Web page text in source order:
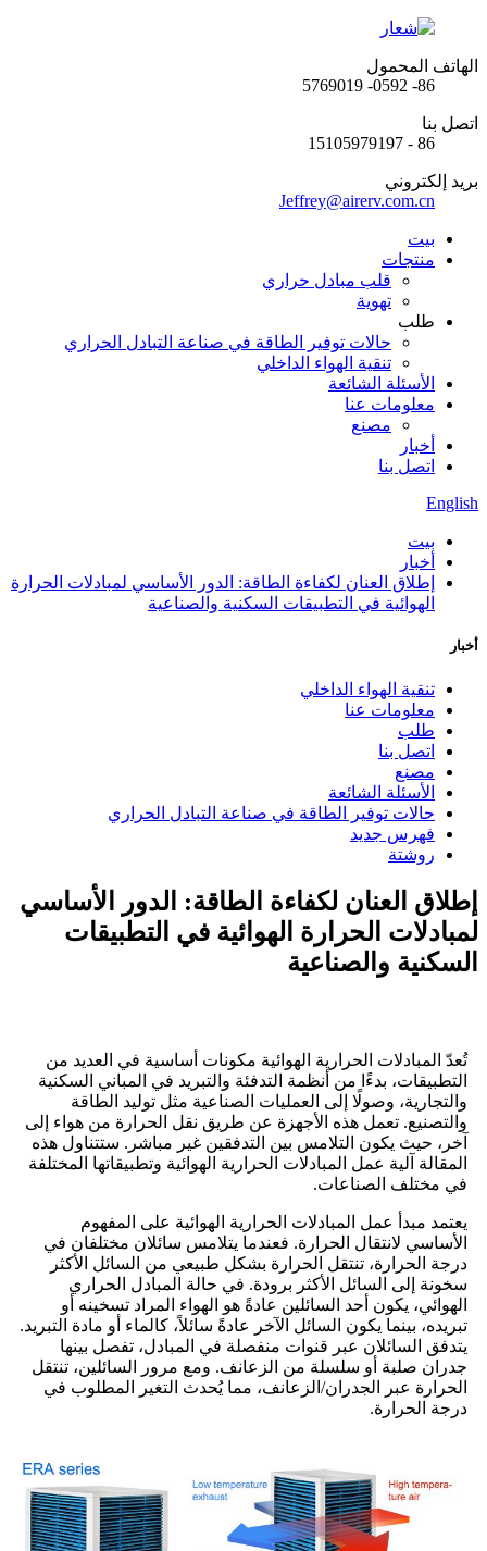
الهاتف المحمول
86- 0592- 5769019
اتصل بنا
86 - 15105979197
بريد إلكتروني
Jeffrey@airerv.com.cn
بيت
منتجات
قلب مبادل حراري
تهوية
طلب
حالات توفير الطاقة في صناعة التبادل الحراري
تنقية الهواء الداخلي
الأسئلة الشائعة
معلومات عنا
مصنع
أخبار
اتصل بنا
English
بيت
أخبار
إطلاق العنان لكفاءة الطاقة: الدور الأساسي لمبادلات الحرارة
الهوائية في التطبيقات السكنية والصناعية
أخبار
تنقية الهواء الداخلي
معلومات عنا
طلب
اتصل بنا
مصنع
الأسئلة الشائعة
حالات توفير الطاقة في صناعة التبادل الحراري
فهرس جديد
روشتة
إطلاق العنان لكفاءة الطاقة: الدور الأساسي
لمبادلات الحرارة الهوائية في التطبيقات
السكنية والصناعية
تُعدّ المبادلات الحرارية الهوائية مكونات أساسية في العديد من
التطبيقات، بدءًا من أنظمة التدفئة والتبريد في المباني السكنية
والتجارية، وصولًا إلى العمليات الصناعية مثل توليد الطاقة
والتصنيع. تعمل هذه الأجهزة عن طريق نقل الحرارة من هواء إلى
آخر، حيث يكون التلامس بين التدفقين غير مباشر. ستتناول هذه
المقالة آلية عمل المبادلات الحرارية الهوائية وتطبيقاتها المختلفة
في مختلف الصناعات.
يعتمد مبدأ عمل المبادلات الحرارية الهوائية على المفهوم
الأساسي لانتقال الحرارة. فعندما يتلامس سائلان مختلفان في
درجة الحرارة، تنتقل الحرارة بشكل طبيعي من السائل الأكثر
سخونة إلى السائل الأكثر برودة. في حالة المبادل الحراري
الهوائي، يكون أحد السائلين عادةً هو الهواء المراد تسخينه أو
تبريده، بينما يكون السائل الآخر عادةً سائلاً، كالماء أو مادة التبريد.
يتدفق السائلان عبر قنوات منفصلة في المبادل، تفصل بينها
جدران صلبة أو سلسلة من الزعانف. ومع مرور السائلين، تنتقل
الحرارة عبر الجدران/الزعانف، مما يُحدث التغير المطلوب في
درجة الحرارة.